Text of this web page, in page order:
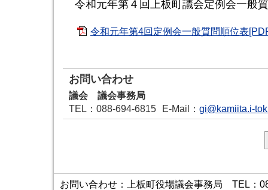
令和元年第４回上板町議会定例会一般
令和元年第4回定例会一般質問順位表
お問い合わせ
議会 議会事務局
TEL ：088-694-6815 E-Mail ： gi@kamiita.i-
お問い合わせ：上板町役場議会事務局 TEL：